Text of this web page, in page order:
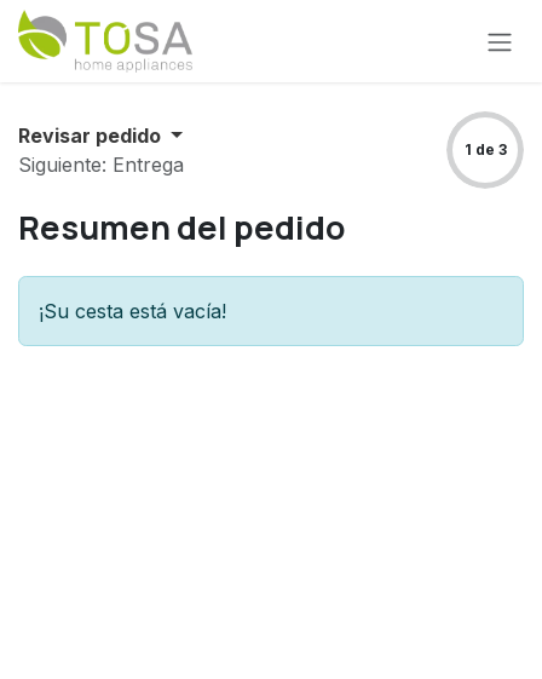
Ir al contenido
Revisar pedido
Siguiente: Entrega
1 de 3
Resumen del pedido
¡Su cesta está vacía!